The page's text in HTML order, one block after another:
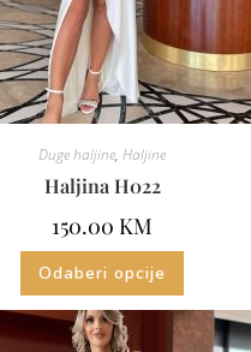
Duge haljine, Haljine
Haljina H022
150.00 KM
Odaberi opcije